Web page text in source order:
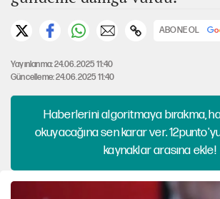
ABONE OL
Yayınlanma: 24.06.2025 11:40
Güncelleme: 24.06.2025 11:40
Haberlerini algoritmaya bırakma,
okuyacağına sen karar ver.
kaynaklar arasına ekle!